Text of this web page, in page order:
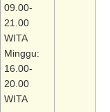
09.00-
21.00
WITA
Minggu:
16.00-
20.00
WITA